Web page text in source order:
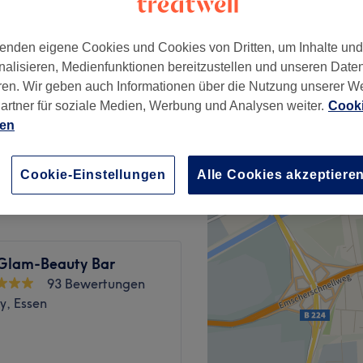
Grad Celsius
ab 19 €
ab 25 €
Beauty Bar
93 Bewertungen
Essen
eigene Cookies und Cookies von Dritten, um Inhalte
Medienfunktionen bereitzustellen und unseren
Wir geben auch Informationen über die Nutzung unserer
für soziale Medien, Werbung und Analysen weiter.
Cookie-Einstellungen Alle Cookies